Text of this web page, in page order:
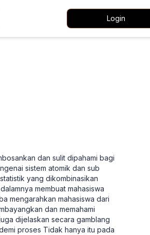
Login
dan sulit dipahami bagi
sistem atomik dan sub
yang dikombinasikan
membuat mahasiswa
mengarahkan mahasiswa dari
dan memahami
dijelaskan secara gamblang
proses Tidak hanya itu pada